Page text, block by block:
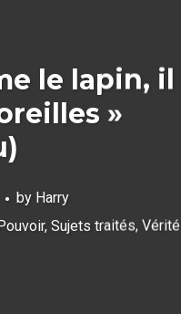
le lapin, il
»
by Harry
, Sujets traités, Vérité